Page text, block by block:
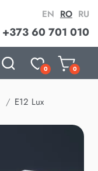
+373 60 701 010
EN RO RU
0 0
E12 Lux